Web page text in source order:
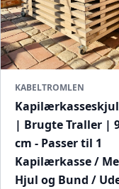
KABELTROMLEN
| Brugte Traller |
cm - Passer til 1
Kapilærkasse /
Hjul og Bund /